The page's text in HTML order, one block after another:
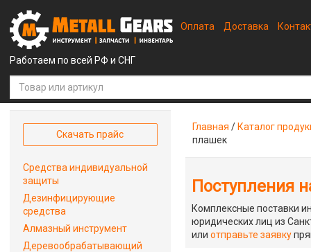
Работаем по всей РФ и СНГ
Оплата Доставка
Главная / Каталог
плашек
Поступления
Комплексные поставки
юридических лиц из
илиотправьте заявку
Скачать прайс
Средства индивидуальной
защиты
Дезинфицирующие
средства
Алмазный инструмент
Деревообрабатывающий